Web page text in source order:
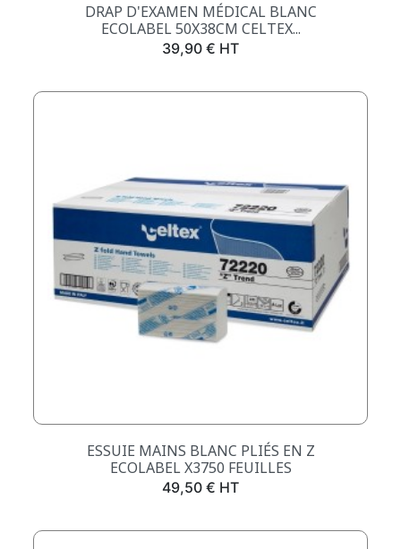
DRAP D'EXAMEN MÉDICAL BLANC
ECOLABEL 50X38CM CELTEX...
Prix
39,90 € HT
ESSUIE MAINS BLANC PLIÉS EN Z
ECOLABEL X3750 FEUILLES
Prix
49,50 € HT